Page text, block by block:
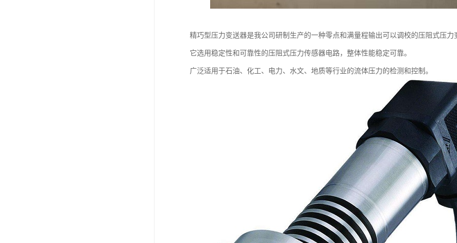
精巧型压力变送器是我公司研制生产的一种零点和满量程输出可以调校的压阻式压力
它选用稳定性和可靠性的压阻式压力传感器电路，整体性能稳定可靠。
广泛适用于石油、化工、电力、水文、地质等行业的流体压力的检测和控制。